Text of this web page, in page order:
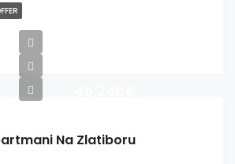
Na Zlatiboru